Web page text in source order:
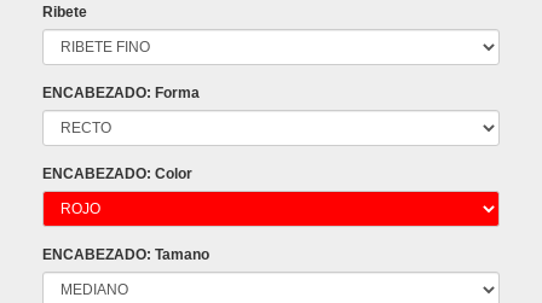
Ribete
ENCABEZADO: Forma
ENCABEZADO: Color
ENCABEZADO: Tamano